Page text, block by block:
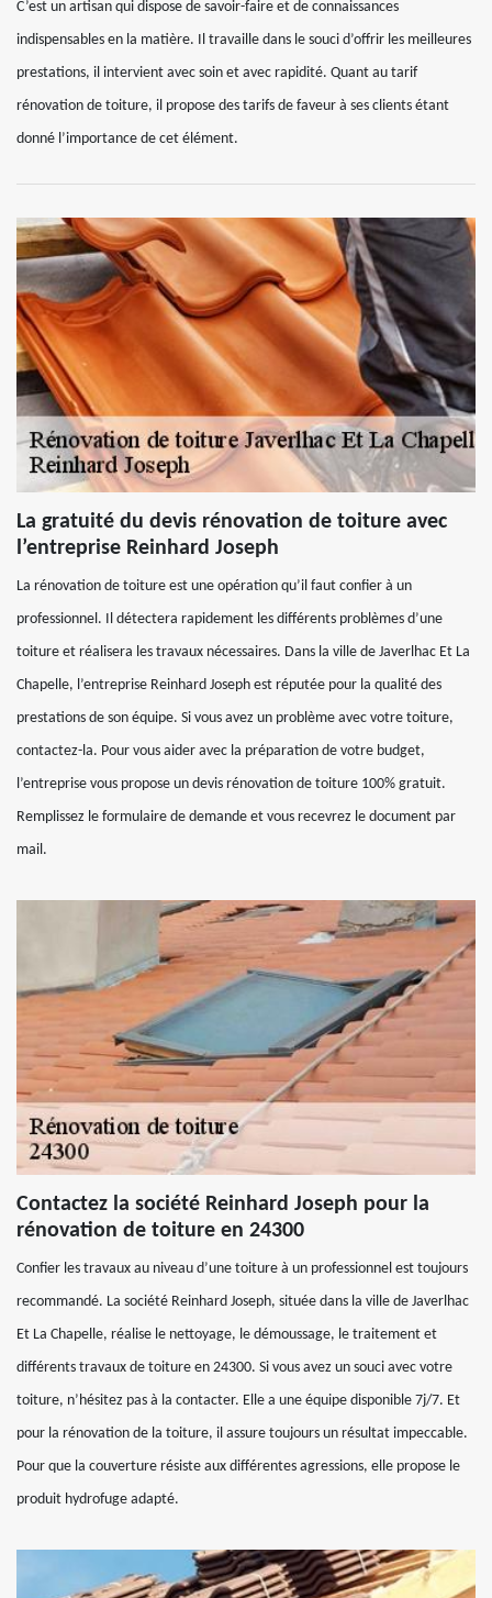
C’est un artisan qui dispose de savoir-faire et de connaissances
indispensables en la matière. Il travaille dans le souci d’offrir les meilleures
prestations, il intervient avec soin et avec rapidité. Quant au tarif
rénovation de toiture, il propose des tarifs de faveur à ses clients étant
donné l’importance de cet élément.
La gratuité du devis rénovation de toiture avec
l’entreprise Reinhard Joseph
La rénovation de toiture est une opération qu’il faut confier à un
professionnel. Il détectera rapidement les différents problèmes d’une
toiture et réalisera les travaux nécessaires. Dans la ville de Javerlhac Et La
Chapelle, l’entreprise Reinhard Joseph est réputée pour la qualité des
prestations de son équipe. Si vous avez un problème avec votre toiture,
contactez-la. Pour vous aider avec la préparation de votre budget,
l’entreprise vous propose un devis rénovation de toiture 100% gratuit.
Remplissez le formulaire de demande et vous recevrez le document par
mail.
Contactez la société Reinhard Joseph pour la
rénovation de toiture en 24300
Confier les travaux au niveau d’une toiture à un professionnel est toujours
recommandé. La société Reinhard Joseph, située dans la ville de Javerlhac
Et La Chapelle, réalise le nettoyage, le démoussage, le traitement et
différents travaux de toiture en 24300. Si vous avez un souci avec votre
toiture, n’hésitez pas à la contacter. Elle a une équipe disponible 7j/7. Et
pour la rénovation de la toiture, il assure toujours un résultat impeccable.
Pour que la couverture résiste aux différentes agressions, elle propose le
produit hydrofuge adapté.